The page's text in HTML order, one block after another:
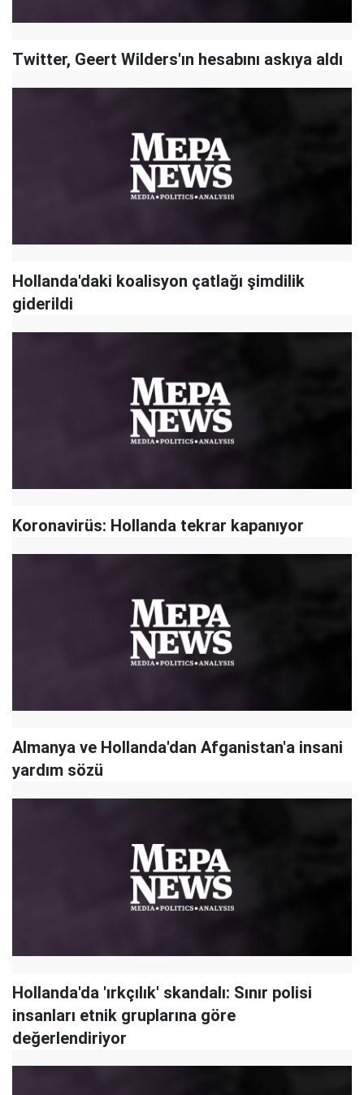
Twitter, Geert Wilders'ın hesabını askıya aldı
Hollanda'daki koalisyon çatlağı şimdilik
giderildi
Koronavirüs: Hollanda tekrar kapanıyor
Almanya ve Hollanda'dan Afganistan'a insani
yardım sözü
Hollanda'da 'ırkçılık' skandalı: Sınır polisi
insanları etnik gruplarına göre
değerlendiriyor